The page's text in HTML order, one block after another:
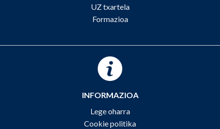
UZ txartela
Formazioa
INFORMAZIOA
Lege oharra
Cookie politika